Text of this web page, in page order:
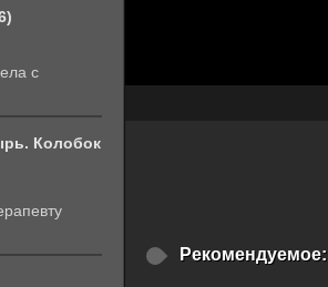
Рекомендуемое:
с
Колобок